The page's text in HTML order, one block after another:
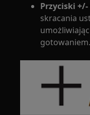
Przyciski +/-
skracania
gotowaniem.